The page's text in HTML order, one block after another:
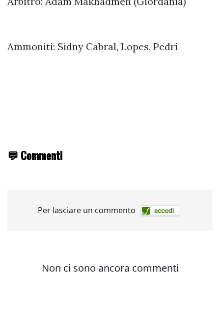
Ammoniti: Sidny Cabral, Lopes, Pedri
💬 Commenti